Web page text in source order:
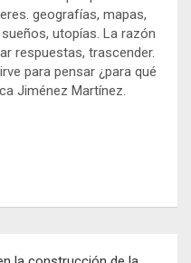
geografías, mapas,
utopías. La razón
respuestas, trascender.
para pensar ¿para qué
Jiménez Martínez.